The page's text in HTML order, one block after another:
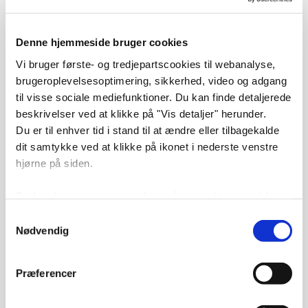
Denne hjemmeside bruger cookies
Vi bruger første- og tredjepartscookies til webanalyse,
brugeroplevelsesoptimering, sikkerhed, video og adgang
til visse sociale mediefunktioner. Du kan finde detaljerede
beskrivelser ved at klikke på "Vis detaljer" herunder.
Du er til enhver tid i stand til at ændre eller tilbagekalde
dit samtykke ved at klikke på ikonet i nederste venstre
hjørne på siden.
personoplysninger her
Nødvendig
Præferencer
... med den nye digitale administrationsløsning:
opsætning og tilpasning af EG Bolig for Domea
København
videreudvikling af integrationer
vidensopsamlingog procesjusteringer
forberedelse af næste fase i udrulningen
servicecentrene:
udrulning af Den digitale arbejdsplads til flere
øbssystemet